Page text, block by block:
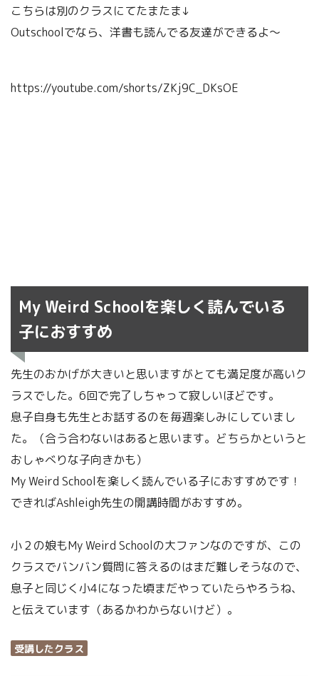
こちらは別のクラスにてたまたま↓
Outschoolでなら、洋書も読んでる友達ができるよ～
https://youtube.com/shorts/ZKj9C_DKsOE
My Weird Schoolを楽しく読んでいる
子におすすめ
先生のおかげが大きいと思いますがとても満足度が高いク
ラスでした。6回で完了しちゃって寂しいほどです。
息子自身も先生とお話するのを毎週楽しみにしていまし
た。（合う合わないはあると思います。どちらかというと
おしゃべりな子向きかも）
My Weird Schoolを楽しく読んでいる子におすすめです！
できればAshleigh先生の開講時間がおすすめ。
小２の娘もMy Weird Schoolの大ファンなのですが、この
クラスでバンバン質問に答えるのはまだ難しそうなので、
息子と同じく小4になった頃まだやっていたらやろうね、
と伝えています（あるかわからないけど）。
受講したクラス